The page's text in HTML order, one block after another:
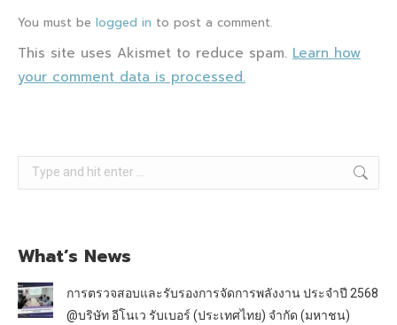
You must be logged in to post a comment.
This site uses Akismet to reduce spam. Learn how
your comment data is processed.
Search:
What’s News
การตรวจสอบและรับรองการจัดการพลังงาน ประจำปี 2568
@บริษัท อีโนเว รับเบอร์ (ประเทศไทย) จำกัด (มหาชน)